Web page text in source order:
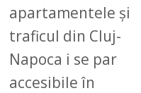
apartamentele și
traficul din Cluj-
Napoca i se par
accesibile în